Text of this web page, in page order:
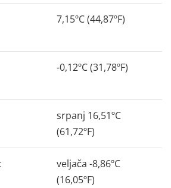
7,15ºC (44,87ºF)
-0,12ºC (31,78ºF)
srpanj 16,51ºC
(61,72ºF)
veljača -8,86ºC
(16,05ºF)